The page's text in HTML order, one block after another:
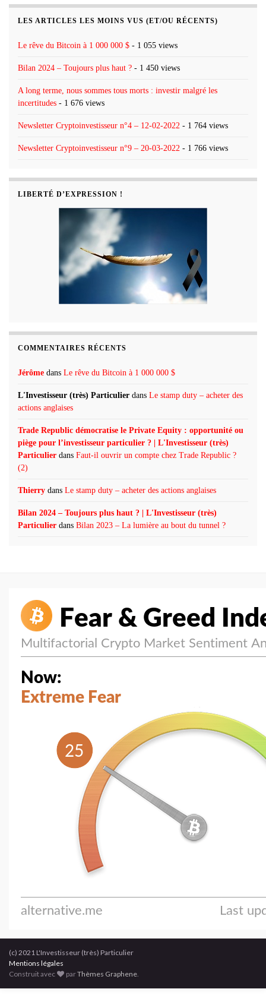
LES ARTICLES LES MOINS VUS (ET/OU RÉCENTS)
Le rêve du Bitcoin à 1 000 000 $ - 1 055 views
Bilan 2024 – Toujours plus haut ? - 1 450 views
A long terme, nous sommes tous morts : investir malgré les
incertitudes - 1 676 views
Newsletter Cryptoinvestisseur n°4 – 12-02-2022 - 1 764 views
Newsletter Cryptoinvestisseur n°9 – 20-03-2022 - 1 766 views
LIBERTÉ D’EXPRESSION !
COMMENTAIRES RÉCENTS
Jérôme dans Le rêve du Bitcoin à 1 000 000 $
L'Investisseur (très) Particulier dans Le stamp duty – acheter des
actions anglaises
Trade Republic démocratise le Private Equity : opportunité ou
piège pour l’investisseur particulier ? | L'Investisseur (très)
Particulier dans Faut-il ouvrir un compte chez Trade Republic ?
(2)
Thierry dans Le stamp duty – acheter des actions anglaises
Bilan 2024 – Toujours plus haut ? | L'Investisseur (très)
Particulier dans Bilan 2023 – La lumière au bout du tunnel ?
(c) 2021 L'Investisseur (très) Particulier
Mentions légales
Construit avec
parThèmes Graphene